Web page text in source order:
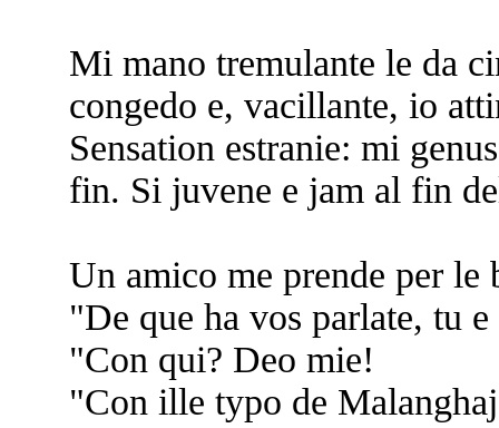
Mi mano tremulante le da
congedo e, vacillante, io
Sensation estranie: mi
fin. Si juvene e jam al fin
Un amico me prende per le
"De que ha vos parlate, tu
"Con qui? Deo mie!
"Con ille typo de